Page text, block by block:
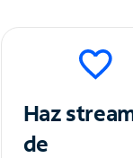
Haz
de